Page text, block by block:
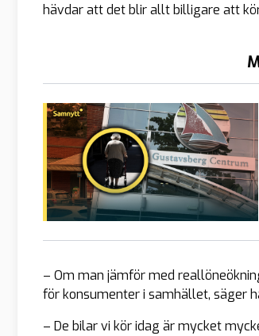
hävdar att det blir allt billigare att
– Om man jämför med
för konsumenter i samhället, säger
– De bilar vi kör idag är mycket